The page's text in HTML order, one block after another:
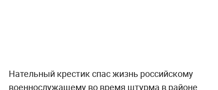
Нательный крестик спас жизнь российскому
военнослужащему во время штурма в районе